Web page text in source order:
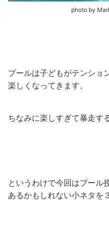
photo by
プールは子どもがテンショ
楽しくなってきます。
ちなみに楽しすぎて暴走す
というわけで今回はプール
あるかもしれない小ネタを